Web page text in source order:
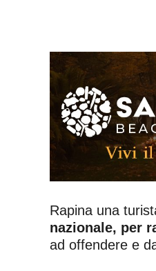
Rapina una
nazionale, per
ad offendere e